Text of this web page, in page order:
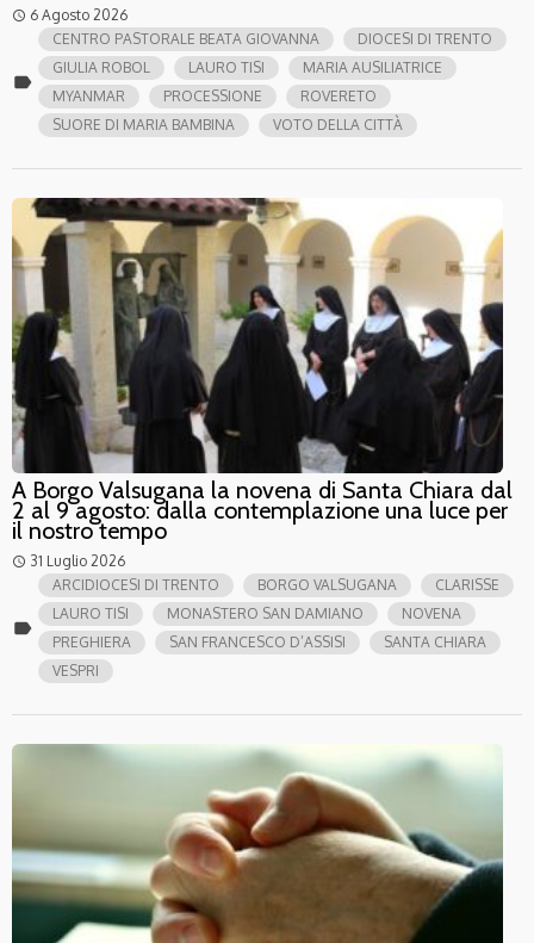
access_time 6 Agosto 2026
label
CENTRO PASTORALE BEATA GIOVANNA
DIOCESI DI TRENTO
GIULIA ROBOL
LAURO TISI
MARIA AUSILIATRICE
MYANMAR
PROCESSIONE
ROVERETO
SUORE DI MARIA BAMBINA
VOTO DELLA CITTÀ
A Borgo Valsugana la novena di Santa Chiara dal
2 al 9 agosto: dalla contemplazione una luce per
il nostro tempo
access_time 31 Luglio 2026
label
ARCIDIOCESI DI TRENTO BORGO VALSUGANA
CLARISSE
LAURO TISI
MONASTERO SAN DAMIANO
NOVENA
PREGHIERA
SAN FRANCESCO D’ASSISI
SANTA CHIARA
VESPRI